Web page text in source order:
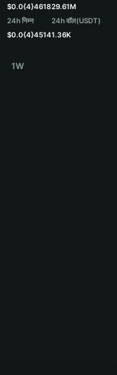
$0.0{4}4618
24h निम्न
$0.0{4}4514
29.61M
24h वॉल(USDT)
1.36K
1W